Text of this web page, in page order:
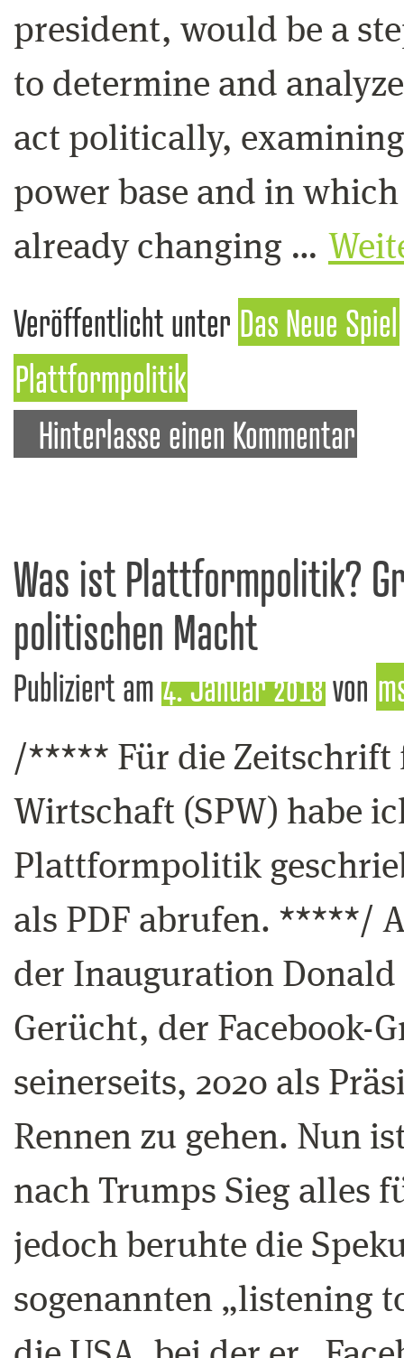
president, would be a
to determine and
act politically,
power base and in
already changing …
Veröffentlicht unter Das Neue Spiel
Plattformpolitik
Hinterlasse einen Kommentar
Was ist Plattformpolitik?
politischen Macht
Publiziert am 4. Januar 2018von
/***** Für die Zeitschrift
Wirtschaft (SPW) habe
Plattformpolitik
als PDF abrufen. *****/
der Inauguration
Gerücht, der Facebook-
seinerseits, 2020 als
Rennen zu gehen. Nun
nach Trumps Sieg alles
jedoch beruhte die
sogenannten „listening